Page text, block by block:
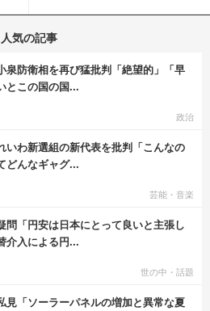
人気の記事
泉防衛相を再び猛批判「絶望的」「早
とこの国の国...
政治
いわ新選組の新代表を批判「こんなの
どんなギャグ...
芸能・音楽
問「円安は日本にとって良いと主張し
介入による円...
世の中・話題
見「ソーラーパネルの増加と異常な夏